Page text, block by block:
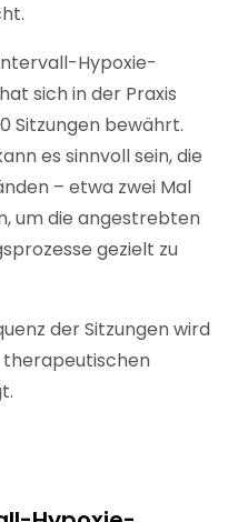
Hypoxie-
sich in der Praxis
Sitzungen bewährt.
es sinnvoll sein, die
– etwa zwei Mal
um die angestrebten
gezielt zu
der Sitzungen wird
therapeutischen